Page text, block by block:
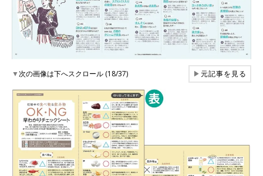
▼次の画像は下へスクロール (18/37) ▶元記事を見る